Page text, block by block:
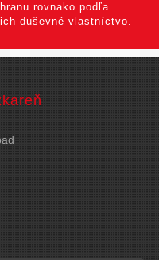
rovnako podľa
duševné vlastníctvo.